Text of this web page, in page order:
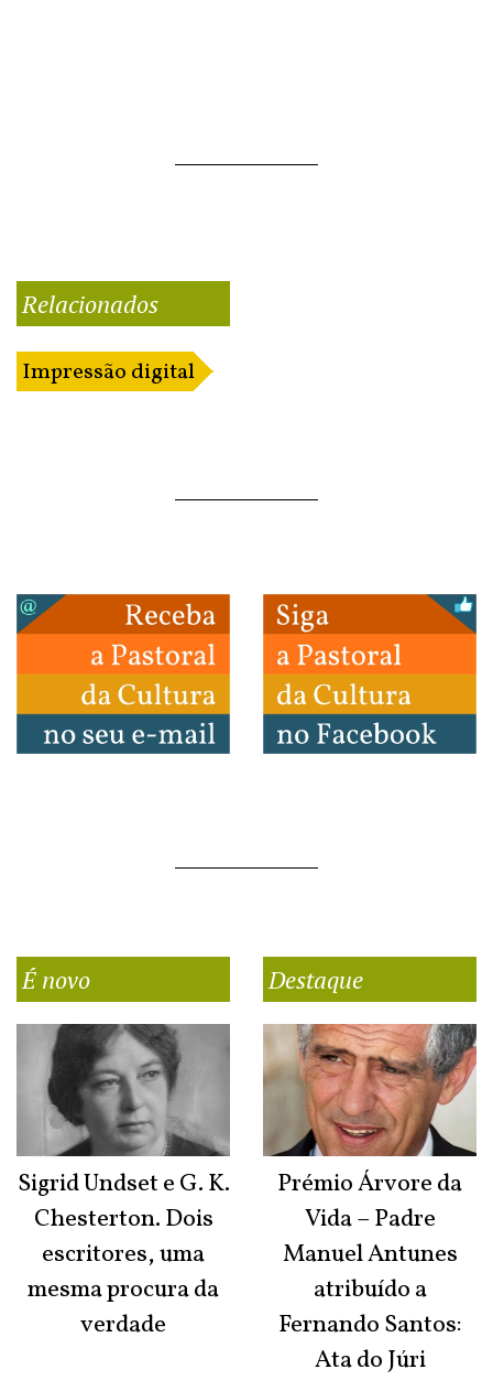
Relacionados
Impressão digital
É novo
Sigrid Undset e G. K.
Chesterton. Dois
escritores, uma
mesma procura da
verdade
Destaque
Prémio Árvore da
Vida – Padre
Manuel Antunes
atribuído a
Fernando Santos:
Ata do Júri